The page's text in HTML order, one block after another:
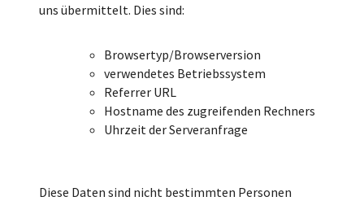
uns übermittelt. Dies sind:
Browsertyp/Browserversion
verwendetes Betriebssystem
Referrer URL
Hostname des zugreifenden Rechners
Uhrzeit der Serveranfrage
Diese Daten sind nicht bestimmten Personen